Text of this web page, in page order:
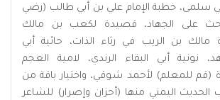
سلمى، خطبة الإمام علي بن أبي طالب (رضي
على الجهاد، قصيدة لكعب بن مالك
مالك بن الريب في رثاء الذات، حائية أبي
نونية أبي البقاء الرندي، لامية العجم
(قم للمعلم) لأحمد شوقي، واختيار باقة من
الحديث اليمني منها (أحزان وإصرار) للشاعر